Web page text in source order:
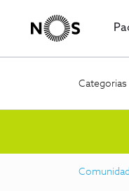
Categorias